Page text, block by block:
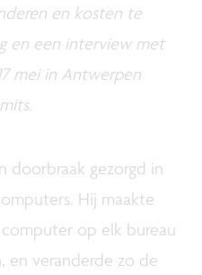
en kosten te
en een interview met
mei in Antwerpen
doorbraak gezorgd in
Hij maakte
op elk bureau
en veranderde zo de